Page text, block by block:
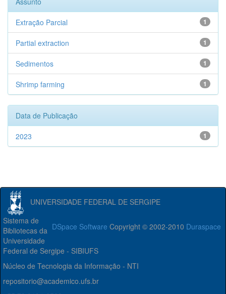
1
Extração Parcial
1
Partial extraction
1
Sedimentos
1
Shrimp farming
Data de Publicação
1
2023
UNIVERSIDADE FEDERAL DE SERGIPE
DSpace Software Copyright © 2002-2010 Duraspace
Sistema de
Bibliotecas da
Universidade
Federal de Sergipe - SIBIUFS
Núcleo de Tecnologia da Informação - NTI
repositorio@academico.ufs.br